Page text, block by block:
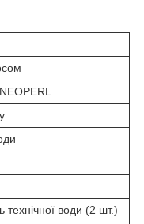
технічної води (2 шт.)